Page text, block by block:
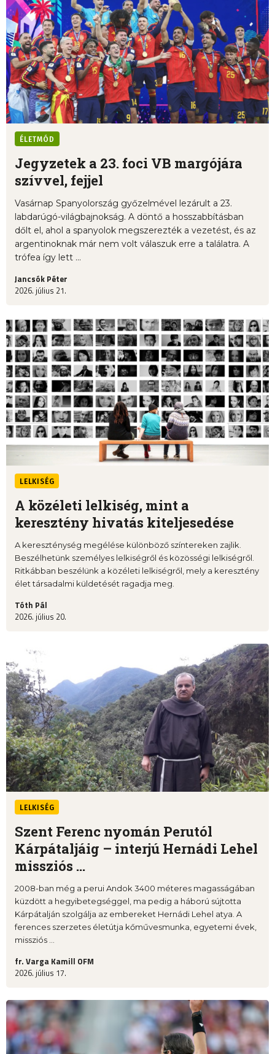
ÉLETMÓD
Jegyzetek a 23. foci VB margójára
szívvel, fejjel
Vasárnap Spanyolország győzelmével lezárult a 23.
labdarúgó-világbajnokság. A döntő a hosszabbításban
dőlt el, ahol a spanyolok megszerezték a vezetést, és az
argentinoknak már nem volt válaszuk erre a találatra. A
trófea így lett ...
Jancsók Péter
2026. július 21.
LELKISÉG
A közéleti lelkiség, mint a
keresztény hivatás kiteljesedése
A kereszténység megélése különböző színtereken zajlik.
Beszélhetünk személyes lelkiségről és közösségi lelkiségről.
Ritkábban beszélünk a közéleti lelkiségről, mely a keresztény
élet társadalmi küldetését ragadja meg.
Tóth Pál
2026. július 20.
LELKISÉG
Szent Ferenc nyomán Perutól
Kárpátaljáig – interjú Hernádi Lehel
missziós ...
2008-ban még a perui Andok 3400 méteres magasságában
küzdött a hegyibetegséggel, ma pedig a háború sújtotta
Kárpátalján szolgálja az embereket Hernádi Lehel atya. A
ferences szerzetes életútja kőművesmunka, egyetemi évek,
missziós ...
fr. Varga Kamill OFM
2026. július 17.